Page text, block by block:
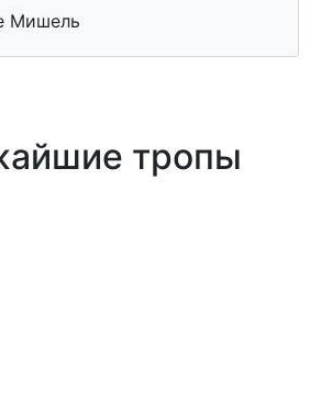
Мишель
тропы